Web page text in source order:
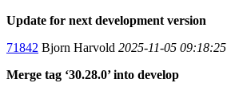
Update for next development version
71842 Bjorn Harvold 2025-11-05 09:18:25
Merge tag ‘30.28.0’ into develop